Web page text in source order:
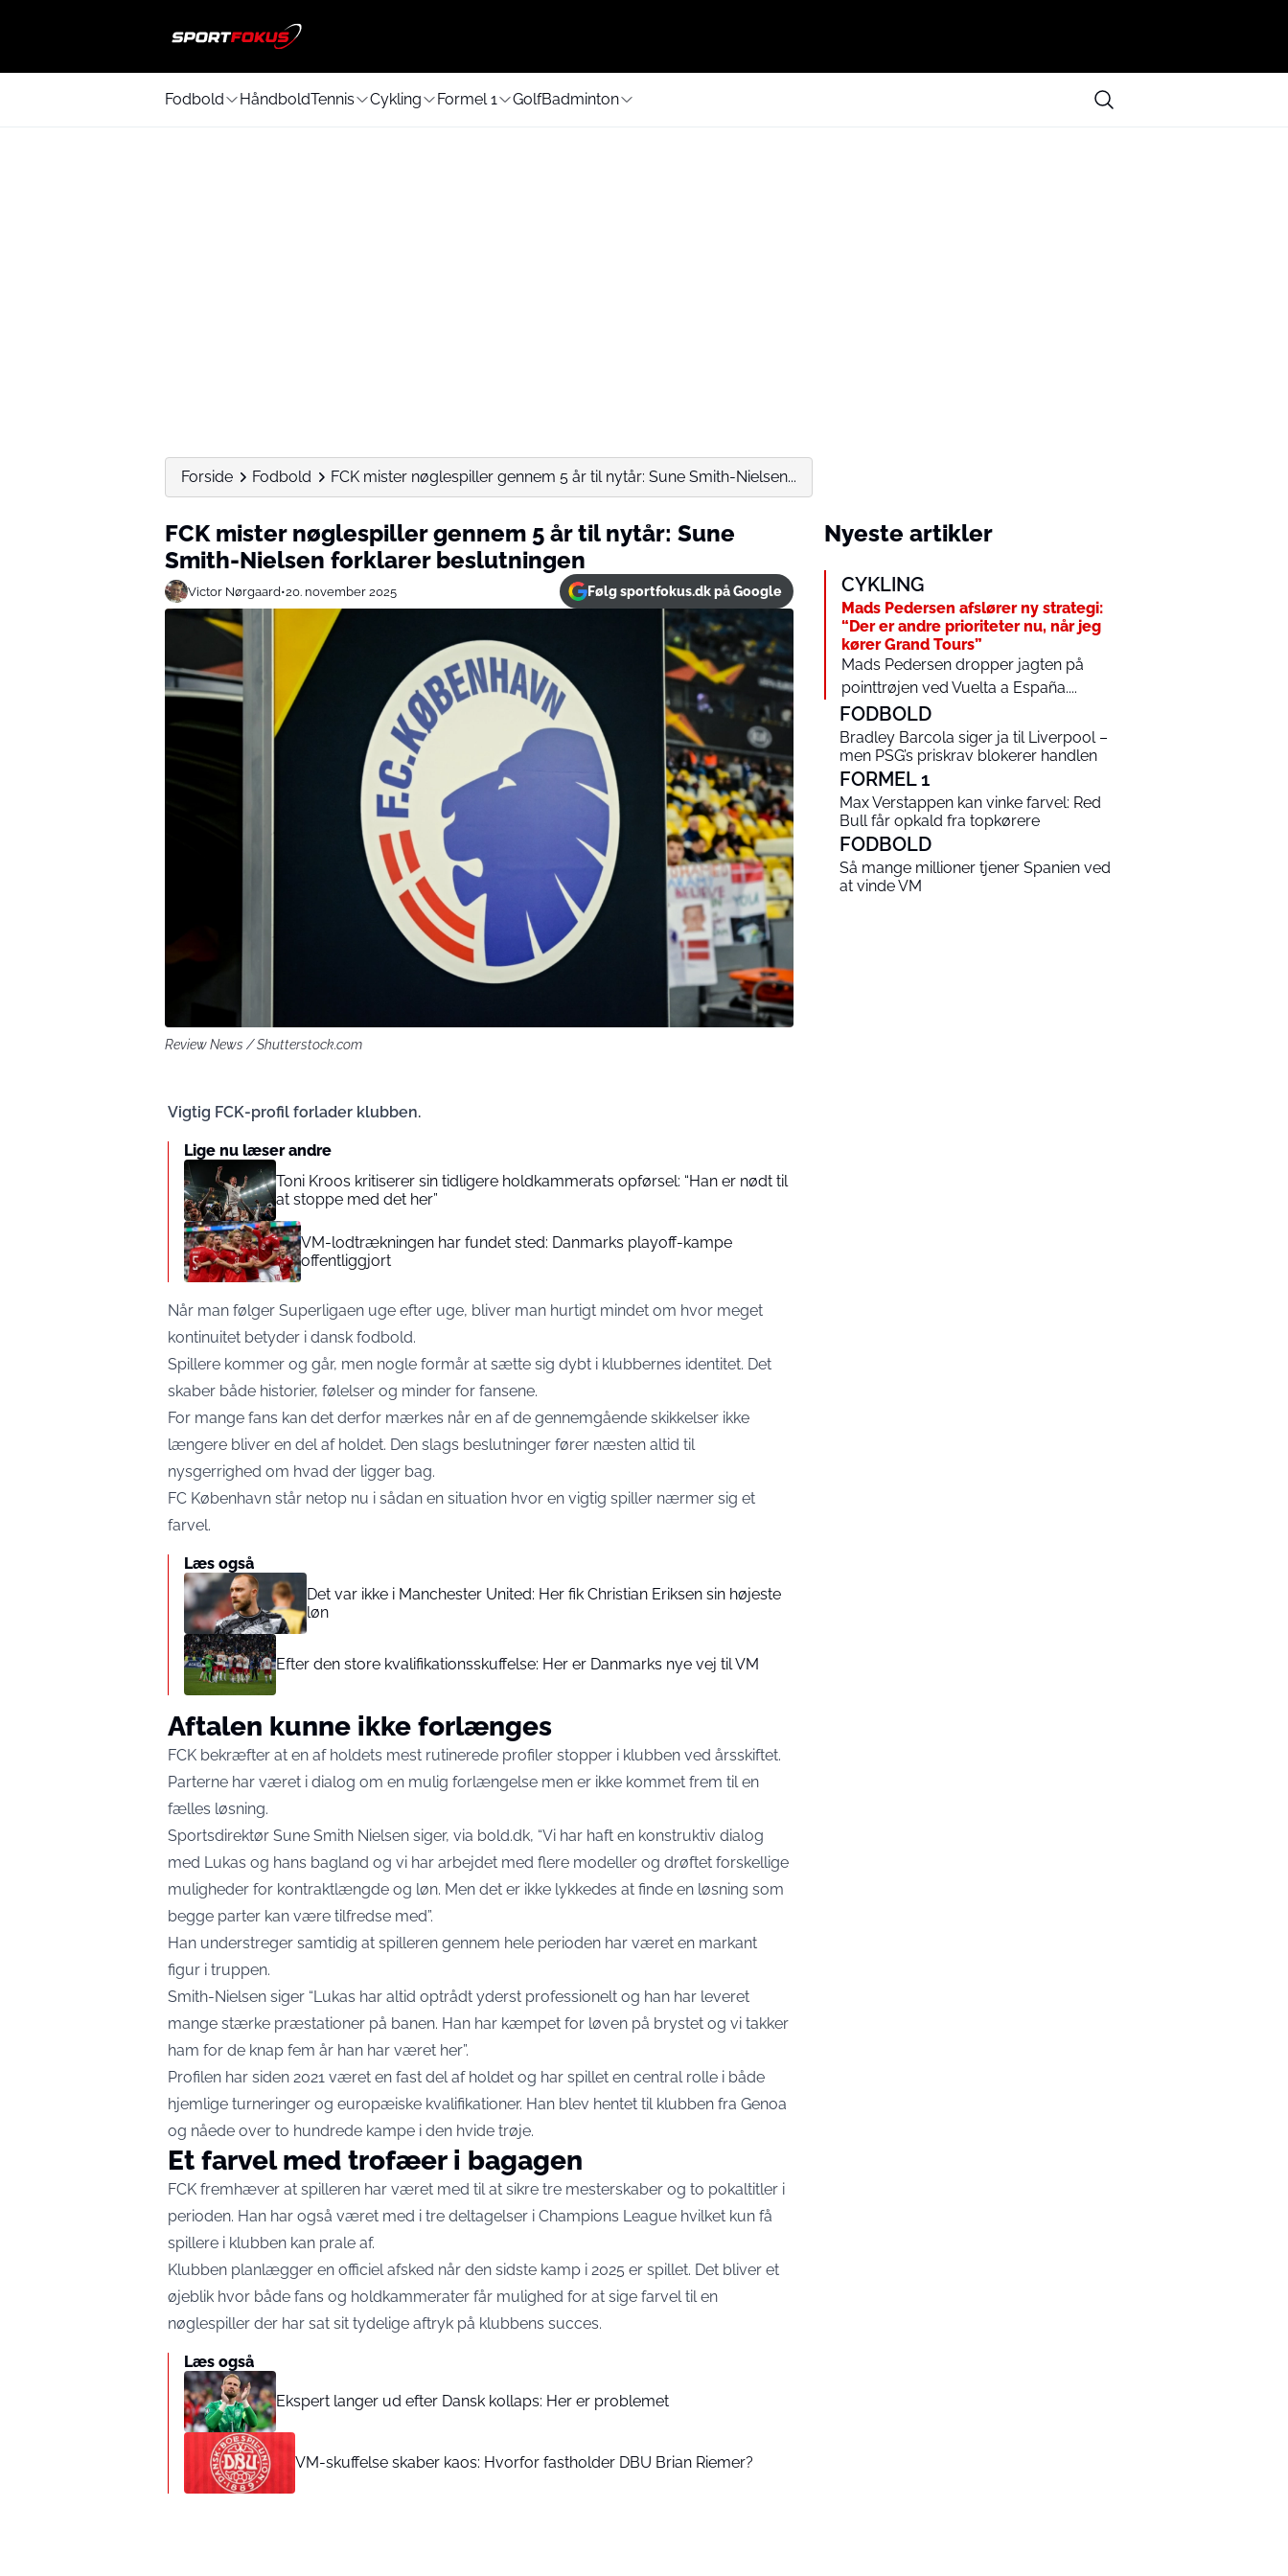
Fodbold HåndboldTennis Cykling Formel 1 GolfBadminton
Forside Fodbold FCK mister nøglespiller gennem 5 år til nytår: Sune Smith-Nielsen...
FCK mister nøglespiller gennem 5 år til nytår: Sune
Smith-Nielsen forklarer beslutningen
Victor Nørgaard•20. november 2025 Følg sportfokus.dk på Google
Review News / Shutterstock.com
Vigtig FCK-profil forlader klubben.
Lige nu læser andre
Toni Kroos kritiserer sin tidligere holdkammerats opførsel: “Han er nødt til
at stoppe med det her”
VM-lodtrækningen har fundet sted: Danmarks playoff-kampe
offentliggjort
Når man følger Superligaen uge efter uge, bliver man hurtigt mindet om hvor meget
kontinuitet betyder i dansk fodbold.
Spillere kommer og går, men nogle formår at sætte sig dybt i klubbernes identitet. Det
skaber både historier, følelser og minder for fansene.
For mange fans kan det derfor mærkes når en af de gennemgående skikkelser ikke
længere bliver en del af holdet. Den slags beslutninger fører næsten altid til
nysgerrighed om hvad der ligger bag.
FC København står netop nu i sådan en situation hvor en vigtig spiller nærmer sig et
farvel.
Læs også
Det var ikke i Manchester United: Her fik Christian Eriksen sin højeste
løn
Efter den store kvalifikationsskuffelse: Her er Danmarks nye vej til VM
Aftalen kunne ikke forlænges
FCK bekræfter at en af holdets mest rutinerede profiler stopper i klubben ved årsskiftet.
Parterne har været i dialog om en mulig forlængelse men er ikke kommet frem til en
fælles løsning.
Sportsdirektør Sune Smith Nielsen siger, via bold.dk, “Vi har haft en konstruktiv dialog
med Lukas og hans bagland og vi har arbejdet med flere modeller og drøftet forskellige
muligheder for kontraktlængde og løn. Men det er ikke lykkedes at finde en løsning som
begge parter kan være tilfredse med”.
Han understreger samtidig at spilleren gennem hele perioden har været en markant
figur i truppen.
Smith-Nielsen siger “Lukas har altid optrådt yderst professionelt og han har leveret
mange stærke præstationer på banen. Han har kæmpet for løven på brystet og vi takker
ham for de knap fem år han har været her”.
Profilen har siden 2021 været en fast del af holdet og har spillet en central rolle i både
hjemlige turneringer og europæiske kvalifikationer. Han blev hentet til klubben fra Genoa
og nåede over to hundrede kampe i den hvide trøje.
Et farvel med trofæer i bagagen
FCK fremhæver at spilleren har været med til at sikre tre mesterskaber og to pokaltitler i
perioden. Han har også været med i tre deltagelser i Champions League hvilket kun få
spillere i klubben kan prale af.
Klubben planlægger en officiel afsked når den sidste kamp i 2025 er spillet. Det bliver et
øjeblik hvor både fans og holdkammerater får mulighed for at sige farvel til en
nøglespiller der har sat sit tydelige aftryk på klubbens succes.
Læs også
Ekspert langer ud efter Dansk kollaps: Her er problemet
VM-skuffelse skaber kaos: Hvorfor fastholder DBU Brian Riemer?
Nyeste artikler
CYKLING
Mads Pedersen afslører ny strategi:
“Der er andre prioriteter nu, når jeg
kører Grand Tours”
Mads Pedersen dropper jagten på
pointtrøjen ved Vuelta a España....
FODBOLD
Bradley Barcola siger ja til Liverpool –
men PSG’s priskrav blokerer handlen
FORMEL 1
Max Verstappen kan vinke farvel: Red
Bull får opkald fra topkørere
FODBOLD
Så mange millioner tjener Spanien ved
at vinde VM